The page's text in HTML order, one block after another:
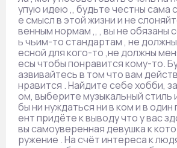
упую идею ,, будьте честны сама
е смысл в этой жизни и не
венным нормам ,, , вы не обязаны
ь чьим-то стандартам , не
есной для кого-то ,не должны
есы чтобы понравится кому-то.
азвивайтесь в том что вам
нравится . Найдите себе хобби,
ом, выберите музыкальный стиль
бы ни нуждаться ни в ком и в
ент придёте к выводу что у вас
вы самоуверенная девушка к
ружение . На счёт интереса к